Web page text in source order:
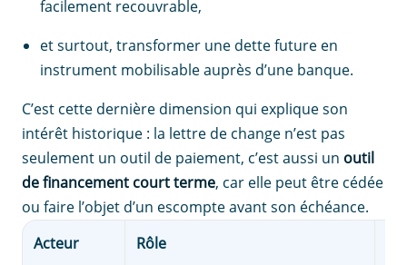
facilement recouvrable,
et surtout, transformer une dette future en
instrument mobilisable auprès d’une banque.
C’est cette dernière dimension qui explique son
intérêt historique : la lettre de change n’est pas
seulement un outil de paiement, c’est aussi un outil
de financement court terme, car elle peut être cédée
ou faire l’objet d’un escompte avant son échéance.
Acteur
Rôle